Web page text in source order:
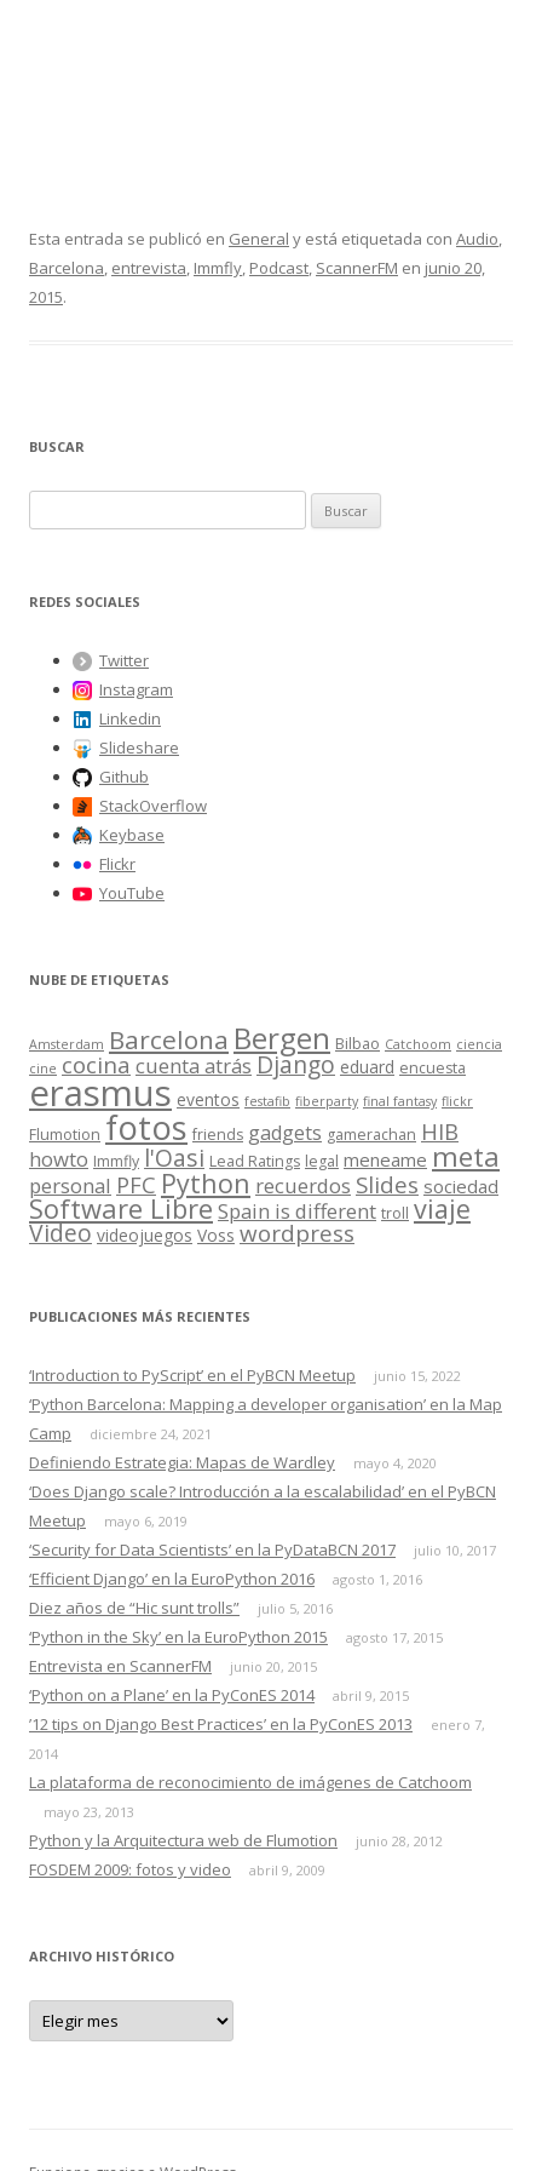
Esta entrada se publicó en General y está etiquetada con Audio,
Barcelona, entrevista, Immfly, Podcast, ScannerFM en junio 20,
2015.
BUSCAR
u
c
REDES SOCIALES
Twitter
Instagram
Linkedin
Slideshare
Github
StackOverflow
Keybase
Flickr
YouTube
NUBE DE ETIQUETAS
Amsterdam Barcelona Bergen Bilbao Catchoom ciencia
cine cocinacuenta atrás Django eduard encuesta
erasmus eventos festafib fiberparty final fantasy flickr
Flumotion fotos friends gadgets gamerachan HIB
howto Immfly l'Oasi Lead Ratings legal meneame meta
personal PFC Python recuerdos Slides sociedad
Software LibreSpain is different troll viaje
Video videojuegos Voss wordpress
PUBLICACIONES MÁS RECIENTES
‘Introduction to PyScript’ en el PyBCN Meetup junio 15, 2022
‘Python Barcelona: Mapping a developer organisation’ en la Map
Camp
diciembre 24, 2021
Definiendo Estrategia: Mapas de Wardley mayo 4, 2020
‘Does Django scale? Introducción a la escalabilidad’ en el PyBCN
Meetup
mayo 6, 2019
‘Security for Data Scientists’ en la PyDataBCN 2017 julio 10, 2017
‘Efficient Django’ en la EuroPython 2016 agosto 1, 2016
Diez años de “Hic sunt trolls” julio 5, 2016
‘Python in the Sky’ en la EuroPython 2015 agosto 17, 2015
Entrevista en ScannerFM junio 20, 2015
‘Python on a Plane’ en la PyConES 2014 abril 9, 2015
’12 tips on Django Best Practices’ en la PyConES 2013
enero 7,
2014
La plataforma de reconocimiento de imágenes de Catchoom
mayo 23, 2013
Python y la Arquitectura web de Flumotion junio 28, 2012
FOSDEM 2009: fotos y video abril 9, 2009
ARCHIVO HISTÓRICO
A
c